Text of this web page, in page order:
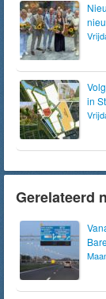
in
Gerelateerd